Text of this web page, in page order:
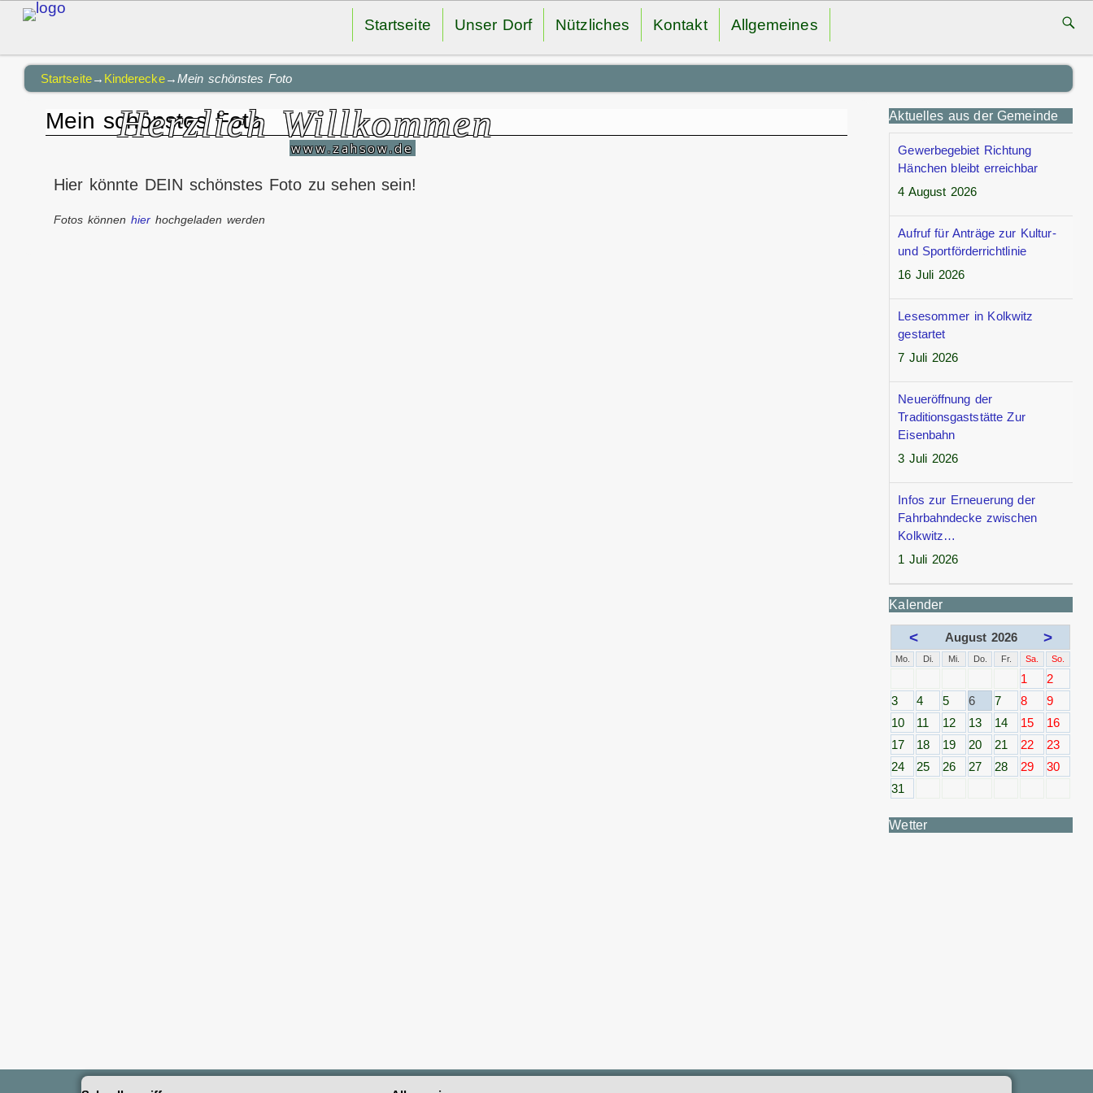
Startseite Unser Dorf Nützliches Kontakt Allgemeines
www.zahsow.de
Herzlich Willkommen
Startseite→ Kinderecke→Mein schönstes Foto
Mein schönstes Foto
Hier könnte DEIN schönstes Foto zu sehen sein!
Fotos können hier hochgeladen werden
Aktuelles aus der Gemeinde
Gewerbegebiet Richtung
Hänchen bleibt erreichbar
4 August 2026
Aufruf für Anträge zur Kultur-
und Sportförderrichtlinie
16 Juli 2026
Lesesommer in Kolkwitz
gestartet
7 Juli 2026
Neueröffnung der
Traditionsgaststätte Zur
Eisenbahn
3 Juli 2026
Infos zur Erneuerung der
Fahrbahndecke zwischen
Kolkwitz…
1 Juli 2026
Kalender
< August 2026 >
Mo. Di. Mi. Do. Fr. Sa. So.
1
2
3
4 5 6 7 8
9
10
11 12 13 14 15
16
17
18 19 20 21 22
23
24
25 26 27 28 29
30
31
Wetter